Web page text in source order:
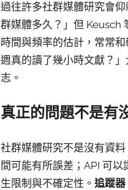
過往許多社群媒體研究會
群媒體多久？」但 Keusch
時間與頻率的估計，常常
週真的讀了幾小時文獻？
志。
真正的問題不是有
社群媒體研究不是沒有資
間可能有所誤差；API 可
生限制與不確定性。 追蹤